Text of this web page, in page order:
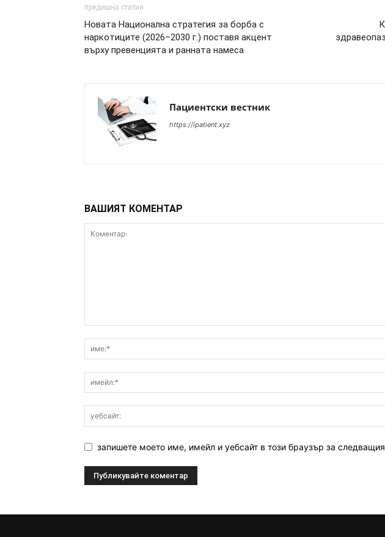
предишна статия
Новата Национална стратегия за борба с
наркотиците (2026–2030 г.) поставя акцент
върху превенцията и ранната намеса
Пациентски вестник
https://ipatient.xyz
ВАШИЯТ КОМЕНТАР
запишете моето име, имейл и уебсайт в този браузър за